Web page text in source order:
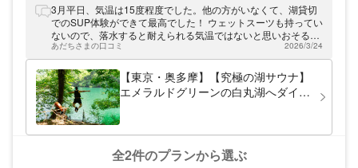
です。都心から約90分、JR白丸駅から徒歩5
分という好アクセスながら、都会の喧騒を完
全に忘れる絶景が広がっています。 主な特
徴と魅力 天然の水風呂・白丸湖へのダイ
ブ： 南関東で唯一、湖を水風呂として利用
できるテントサウナ体験が最大の魅力です。
薪ストーブで温まった後は、透明度の高い湖
へ直接ダイブ！フィンランドのような本格的
きる「SUP」や、愛犬・家族とゆったり楽
しめる「カナディアンカヌー」など、多彩な
レンタルプランをご用意。特にSUPの上に
3月平日、気温は15度程度でした。他の方がいなくて、湖貸切
でのSUP体験ができて最高でした！ ウェットスーツも持ってい
ないので、落水すると耐えられる気温ではないと思いおそるお
そるの体験でしたが、流れや波がない湖なので無事落水するこ
となく楽しむことができました。また利用したいです。
あだちさまの口コミ 2026/3/24
【東京・奥多摩】【究極の湖サウナ】
エメラルドグリーンの白丸湖へダイ
全2件のプランから選ぶ